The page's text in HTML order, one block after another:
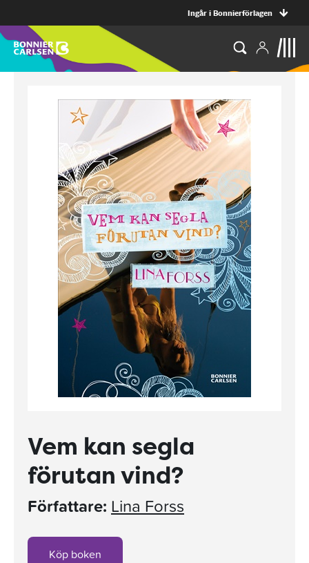
Ingår i Bonnierförlagen
Vem kan segla
förutan vind?
Författare: Lina Forss
Köp boken